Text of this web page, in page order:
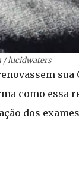
/ lucidwaters
sua
como essa
dos